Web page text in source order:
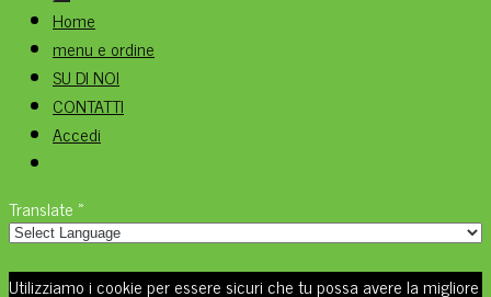
Home
menu e ordine
SU DI NOI
CONTATTI
Accedi
Translate »
Utilizziamo i cookie per essere sicuri che tu possa avere la migliore